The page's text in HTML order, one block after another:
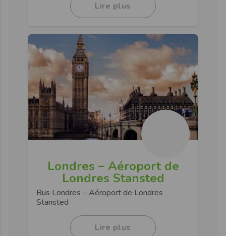
Lire plus
Londres – Aéroport de
Londres Stansted
Bus Londres – Aéroport de Londres
Stansted
Lire plus